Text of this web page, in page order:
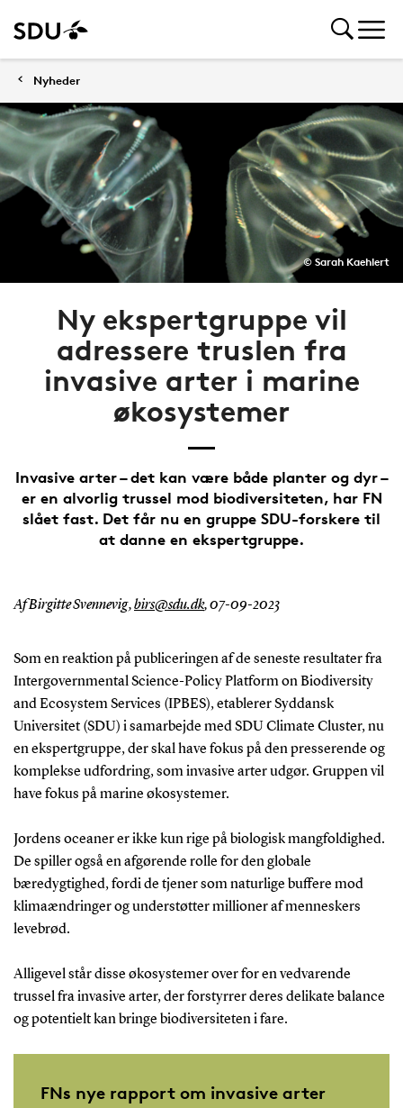
Nyheder
© Sarah Kaehlert
Ny ekspertgruppe vil
adressere truslen fra
invasive arter i marine
økosystemer
Invasive arter – det kan være både planter og dyr –
er en alvorlig trussel mod biodiversiteten, har FN
slået fast. Det får nu en gruppe SDU-forskere til
at danne en ekspertgruppe.
Af Birgitte Svennevig,birs@sdu.dk,07-09-2023
Som en reaktion på publiceringen af de seneste resultater fra
Intergovernmental Science-Policy Platform on Biodiversity
and Ecosystem Services (IPBES), etablerer Syddansk
Universitet (SDU) i samarbejde med SDU Climate Cluster, nu
en ekspertgruppe, der skal have fokus på den presserende og
komplekse udfordring, som invasive arter udgør. Gruppen vil
have fokus på marine økosystemer.
Jordens oceaner er ikke kun rige på biologisk mangfoldighed.
De spiller også en afgørende rolle for den globale
bæredygtighed, fordi de tjener som naturlige buffere mod
klimaændringer og understøtter millioner af menneskers
levebrød.
Alligevel står disse økosystemer over for en vedvarende
trussel fra invasive arter, der forstyrrer deres delikate balance
og potentielt kan bringe biodiversiteten i fare.
FNs nye rapport om invasive arter